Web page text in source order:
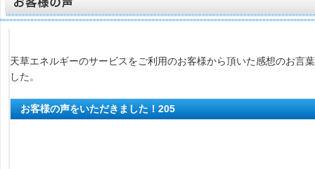
天草エネルギーのサービスをご利用のお客様から頂いた感想のお言
した。
お客様の声をいただきました！205